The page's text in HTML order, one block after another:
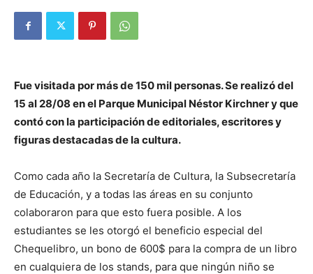
Fue visitada por más de 150 mil personas. Se realizó del
15 al 28/08 en el Parque Municipal Néstor Kirchner y que
contó con la participación de editoriales, escritores y
figuras destacadas de la cultura.
Como cada año la Secretaría de Cultura, la Subsecretaría
de Educación, y a todas las áreas en su conjunto
colaboraron para que esto fuera posible. A los
estudiantes se les otorgó el beneficio especial del
Chequelibro, un bono de 600$ para la compra de un libro
en cualquiera de los stands, para que ningún niño se